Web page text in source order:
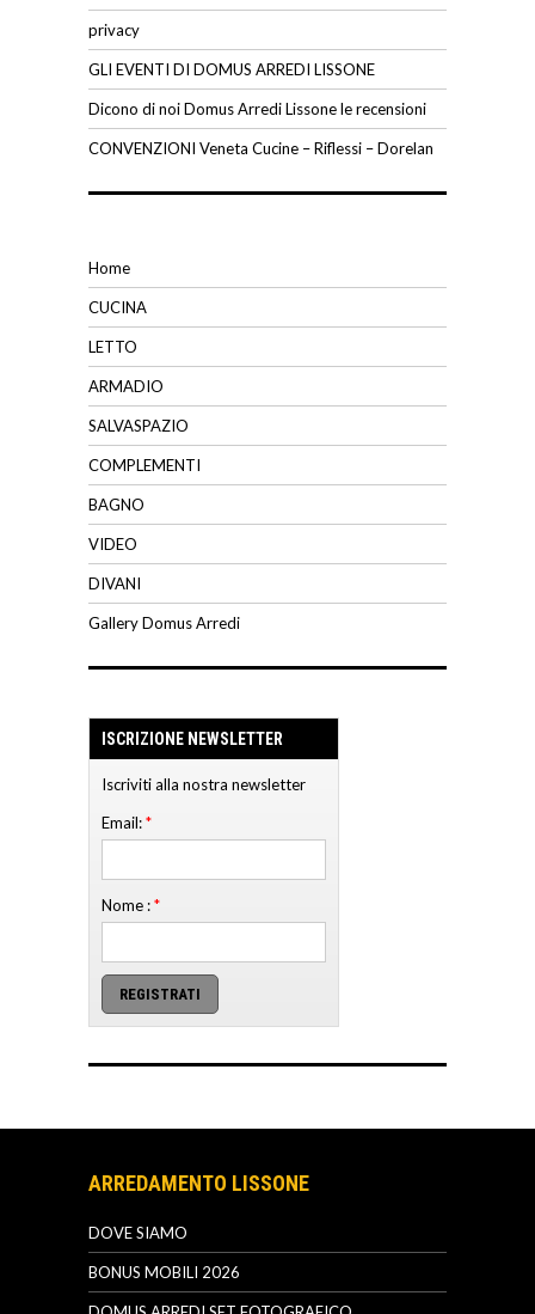
privacy
GLI EVENTI DI DOMUS ARREDI LISSONE
Dicono di noi Domus Arredi Lissone le recensioni
CONVENZIONI Veneta Cucine – Riflessi – Dorelan
Home
CUCINA
LETTO
ARMADIO
SALVASPAZIO
COMPLEMENTI
BAGNO
VIDEO
DIVANI
Gallery Domus Arredi
ISCRIZIONE NEWSLETTER
Iscriviti alla nostra newsletter
Email:*
Nome :*
ARREDAMENTO LISSONE
DOVE SIAMO
BONUS MOBILI 2026